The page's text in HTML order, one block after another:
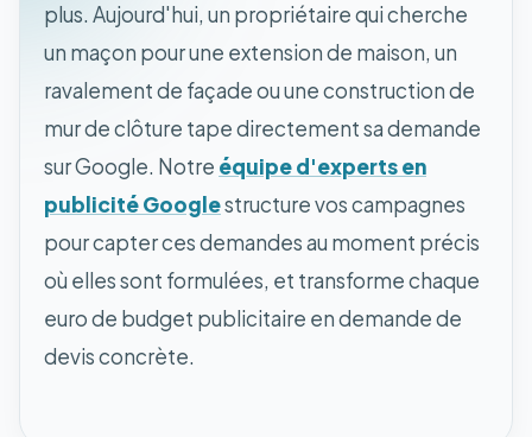
plus. Aujourd'hui, un propriétaire qui cherche
un maçon pour une extension de maison, un
ravalement de façade ou une construction de
mur de clôture tape directement sa demande
sur Google. Notre équipe d'experts en
publicité Googlestructure vos campagnes
pour capter ces demandes au moment précis
où elles sont formulées, et transforme chaque
euro de budget publicitaire en demande de
devis concrète.